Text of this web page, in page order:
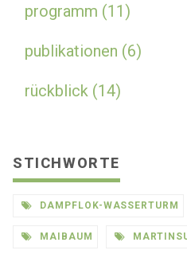
programm (11)
publikationen (6)
rückblick (14)
STICHWORTE
DAMPFLOK-WASSERTURM
MAIBAUM